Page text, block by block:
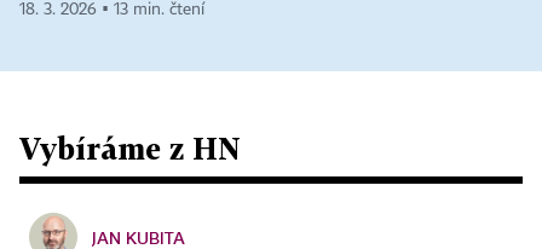
18. 3. 2026 ▪ 13 min. čtení
Vybíráme z HN
JAN KUBITA